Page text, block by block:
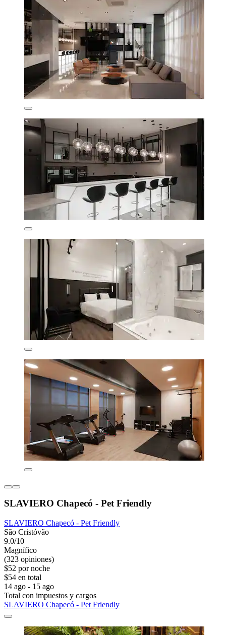
SLAVIERO Chapecó - Pet Friendly
SLAVIERO Chapecó - Pet Friendly
São Cristóvão
9.0/10
Magnífico
(323 opiniones)
$52 por noche
$54 en total
14 ago - 15 ago
Total con impuestos y cargos
SLAVIERO Chapecó - Pet Friendly